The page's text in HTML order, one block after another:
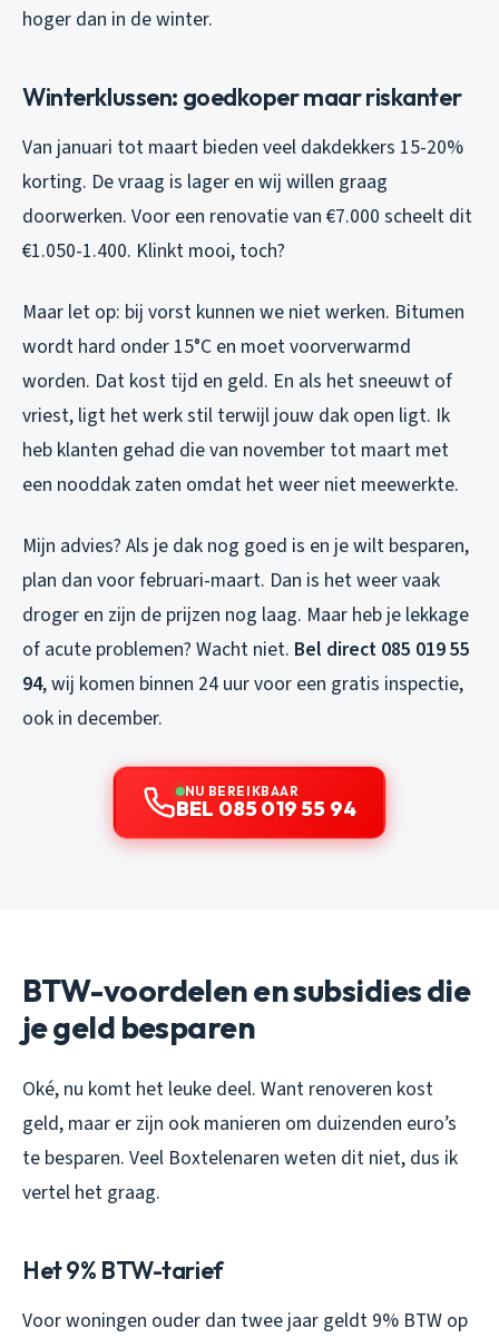
hoger dan in de winter.
Winterklussen: goedkoper maar riskanter
Van januari tot maart bieden veel dakdekkers 15-20%
korting. De vraag is lager en wij willen graag
doorwerken. Voor een renovatie van €7.000 scheelt dit
€1.050-1.400. Klinkt mooi, toch?
Maar let op: bij vorst kunnen we niet werken. Bitumen
wordt hard onder 15°C en moet voorverwarmd
worden. Dat kost tijd en geld. En als het sneeuwt of
vriest, ligt het werk stil terwijl jouw dak open ligt. Ik
heb klanten gehad die van november tot maart met
een nooddak zaten omdat het weer niet meewerkte.
Mijn advies? Als je dak nog goed is en je wilt besparen,
plan dan voor februari-maart. Dan is het weer vaak
droger en zijn de prijzen nog laag. Maar heb je lekkage
of acute problemen? Wacht niet. Bel direct 085 019 55
94, wij komen binnen 24 uur voor een gratis inspectie,
ook in december.
NU BEREIKBAAR
BEL 085 019 55 94
BTW-voordelen en subsidies die
je geld besparen
Oké, nu komt het leuke deel. Want renoveren kost
geld, maar er zijn ook manieren om duizenden euro’s
te besparen. Veel Boxtelenaren weten dit niet, dus ik
vertel het graag.
Het 9% BTW-tarief
Voor woningen ouder dan twee jaar geldt 9% BTW op